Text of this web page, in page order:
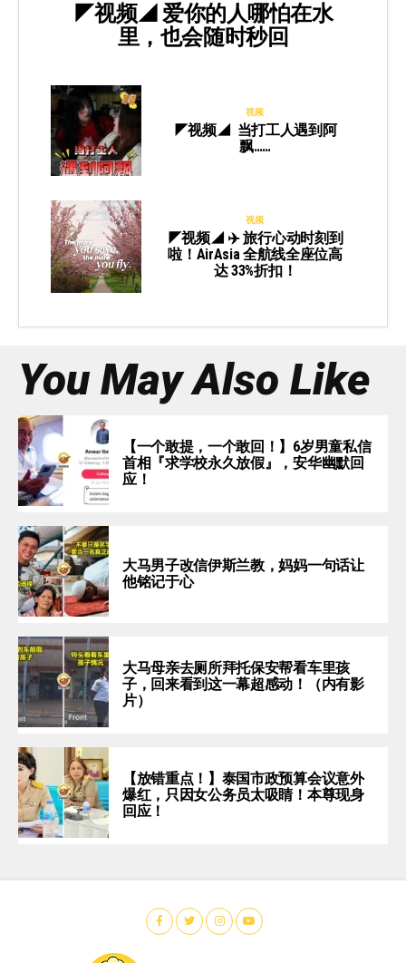
◤视频◢ 爱你的人哪怕在水
里，也会随时秒回
视频
◤视频◢ 当打工人遇到阿
飘……
视频
◤视频◢ ✈️ 旅行心动时刻到
啦！AirAsia 全航线全座位高
达 33%折扣！
You May Also Like
【一个敢提，一个敢回！】6岁男童私信
首相『求学校永久放假』，安华幽默回
应！
大马男子改信伊斯兰教，妈妈一句话让
他铭记于心
大马母亲去厕所拜托保安帮看车里孩
子，回来看到这一幕超感动！（内有影
片）
【放错重点！】泰国市政预算会议意外
爆红，只因女公务员太吸睛！本尊现身
回应！